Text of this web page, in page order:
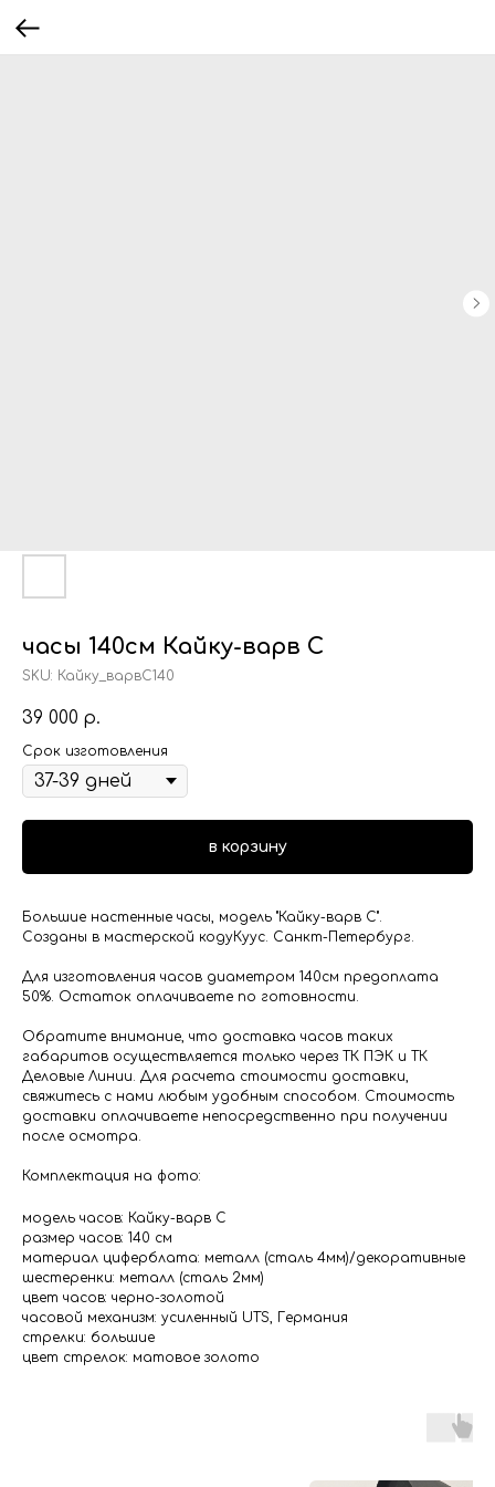
часы 140см Кайку-варв С
SKU: Кайку_варвС140
39 000 р.
Срок изготовления
в корзину
Большие настенные часы, модель "Кайку-варв С".
Созданы в мастерской кодуКуус. Санкт-Петербург.
Для изготовления часов диаметром 140см предоплата
50%. Остаток оплачиваете по готовности.
Обратите внимание, что доставка часов таких
габаритов осуществляется только через ТК ПЭК и ТК
Деловые Линии. Для расчета стоимости доставки,
свяжитесь с нами любым удобным способом. Стоимость
доставки оплачиваете непосредственно при получении
после осмотра.
Комплектация на фото:
модель часов: Кайку-варв С
размер часов: 140 см
материал циферблата: металл (сталь 4мм)/декоративные
шестеренки: металл (сталь 2мм)
цвет часов: черно-золотой
часовой механизм: усиленный UTS, Германия
стрелки: большие
цвет стрелок: матовое золото